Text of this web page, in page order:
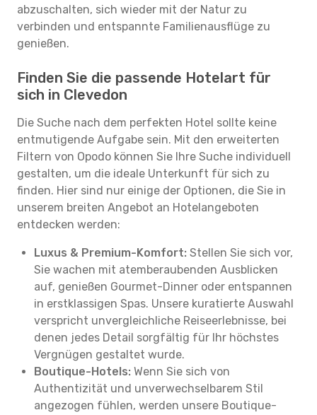
abzuschalten, sich wieder mit der Natur zu
verbinden und entspannte Familienausflüge zu
genießen.
Finden Sie die passende Hotelart für
sich in Clevedon
Die Suche nach dem perfekten Hotel sollte keine
entmutigende Aufgabe sein. Mit den erweiterten
Filtern von Opodo können Sie Ihre Suche individuell
gestalten, um die ideale Unterkunft für sich zu
finden. Hier sind nur einige der Optionen, die Sie in
unserem breiten Angebot an Hotelangeboten
entdecken werden:
Luxus & Premium-Komfort: Stellen Sie sich vor,
Sie wachen mit atemberaubenden Ausblicken
auf, genießen Gourmet-Dinner oder entspannen
in erstklassigen Spas. Unsere kuratierte Auswahl
verspricht unvergleichliche Reiseerlebnisse, bei
denen jedes Detail sorgfältig für Ihr höchstes
Vergnügen gestaltet wurde.
Boutique-Hotels: Wenn Sie sich von
Authentizität und unverwechselbarem Stil
angezogen fühlen, werden unsere Boutique-